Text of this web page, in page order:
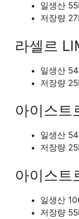
일생산
저장량
라셀르
일생산
저장량
아이스
일생산
저장량
아이스트
일생산
저장량